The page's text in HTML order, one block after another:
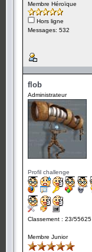
Membre Héroïque
Hors ligne
Messages: 532
flob
Administrateur
Profil challenge
Classement : 23/55625
Membre Junior